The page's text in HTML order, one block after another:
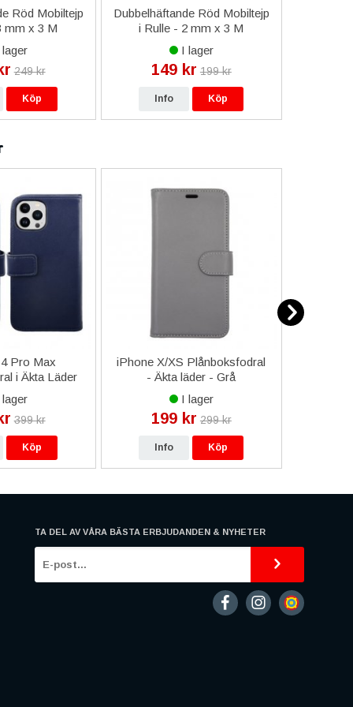
Röd Mobiltejp
mm x 3 M
249 kr
Köp
Dubbelhäftande Röd Mobiltejp
i Rulle - 2 mm x 3 M
I lager
149 kr 199 kr
Info Köp
Pro Max
i Äkta Läder
Blå
399 kr
Köp
iPhone X/XS Plånboksfodral
- Äkta läder - Grå
I lager
199 kr 299 kr
Info Köp
TA DEL AV VÅRA BÄSTA ERBJUDANDEN & NYHETER